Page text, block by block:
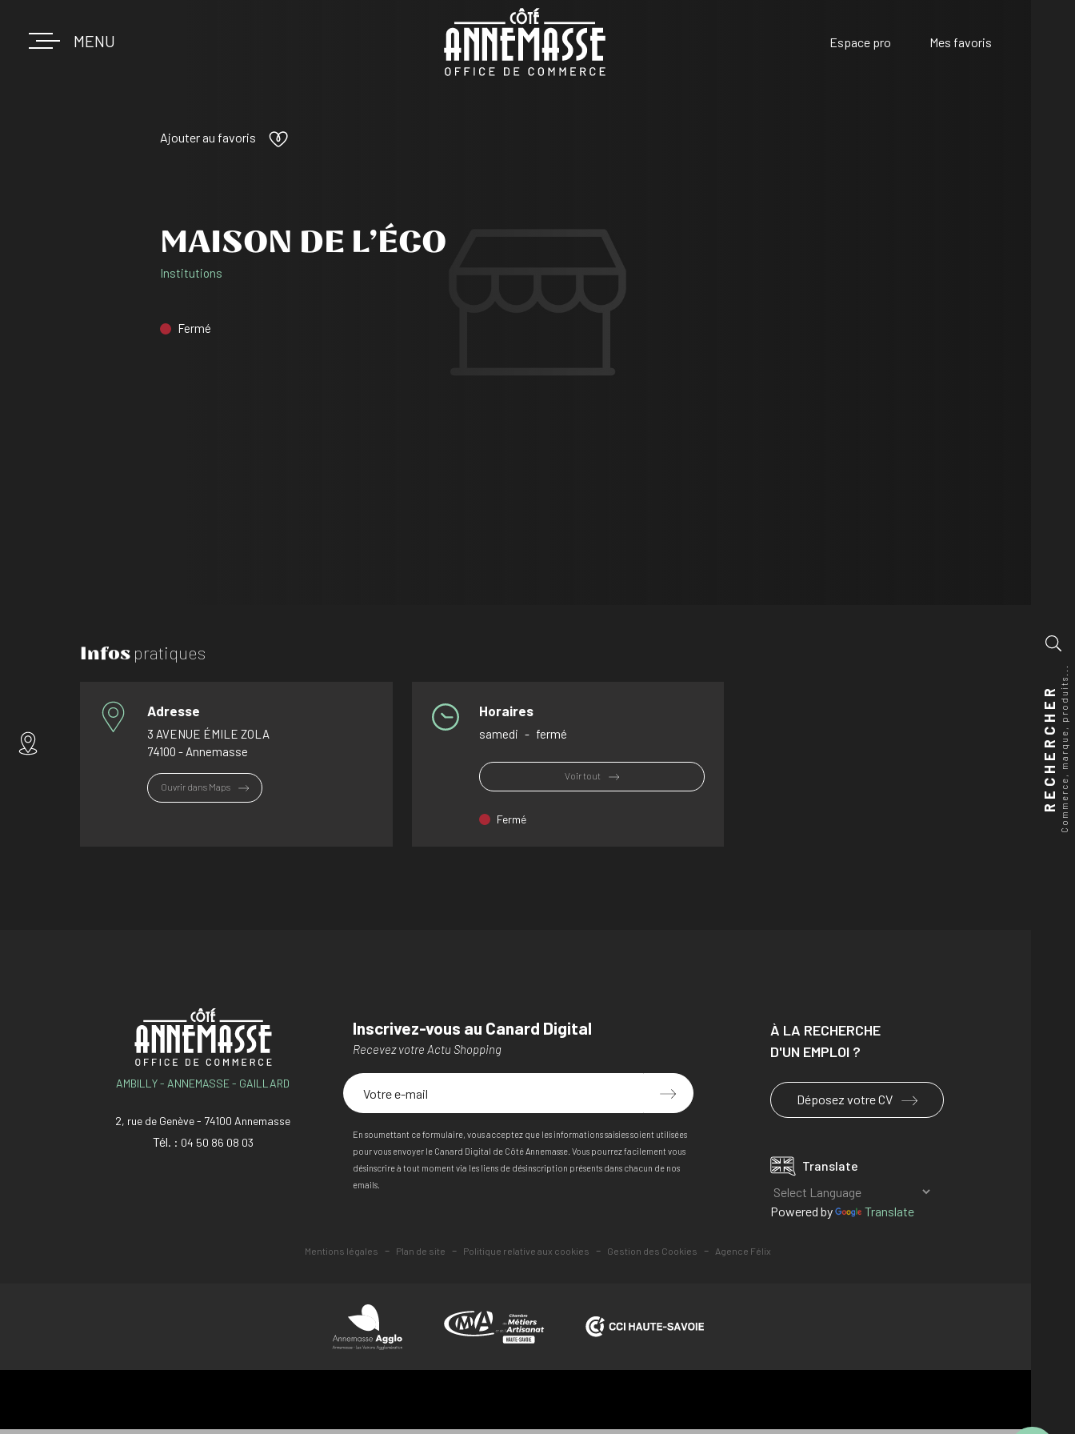
RECHERCHERCommerce, marque, produits...
MENU Espace pro Mes favoris
Ajouter au favoris
MAISON DE L’ÉCO
Institutions
Fermé
Infos pratiques
Adresse
3 AVENUE ÉMILE ZOLA
74100 - Annemasse
Ouvrir dans Maps
Horaires
samedi - fermé
Voir tout
Fermé
AMBILLY - ANNEMASSE - GAILLARD
2, rue de Genève - 74100 Annemasse
Tél. : 04 50 86 08 03
Inscrivez-vous au Canard Digital
Recevez votre Actu Shopping
En soumettant ce formulaire, vous acceptez que les informations saisies soient utilisées
pour vous envoyer le Canard Digital de Côté Annemasse. Vous pourrez facilement vous
désinscrire à tout moment via les liens de désinscription présents dans chacun de nos
emails.
À LA RECHERCHE
D'UN EMPLOI ?
Déposez votre CV
Translate
Powered by Translate
Mentions légales - Plan de site - Politique relative aux cookies - Gestion des Cookies - Agence Félix